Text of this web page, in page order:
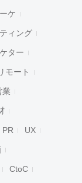
ケ
ィング
ター
モート
業
PR UX
CtoC